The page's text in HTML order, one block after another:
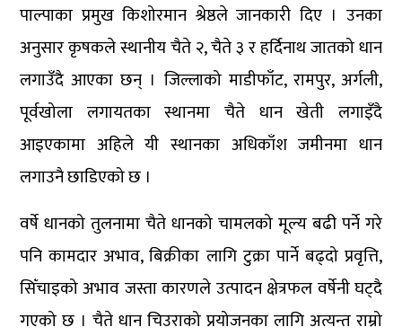
पाल्पाका प्रमुख किशोरमान श्रेष्ठले जानकारी दिए । उनका
अनुसार कृषकले स्थानीय चैते २, चैते ३ र हर्दिनाथ जातको धान
लगाउँदै आएका छन् । जिल्लाको माडीफाँट, रामपुर, अर्गली,
पूर्वखोला लगायतका स्थानमा चैते धान खेती लगाइँदै
आइएकामा अहिले यी स्थानका अधिकाँश जमीनमा धान
लगाउनै छाडिएको छ ।
वर्षे धानको तुलनामा चैते धानको चामलको मूल्य बढी पर्ने गरे
पनि कामदार अभाव, बिक्रीका लागि टुक्रा पार्ने बढ्दो प्रवृत्ति,
सिँचाइको अभाव जस्ता कारणले उत्पादन क्षेत्रफल वर्षेनी घट्दै
गएको छ । चैते धान चिउराको प्रयोजनका लागि अत्यन्त राम्रो